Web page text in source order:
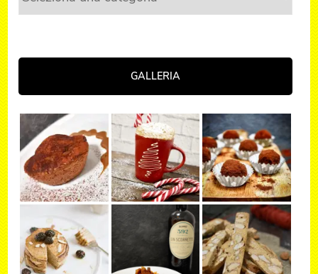
GALLERIA